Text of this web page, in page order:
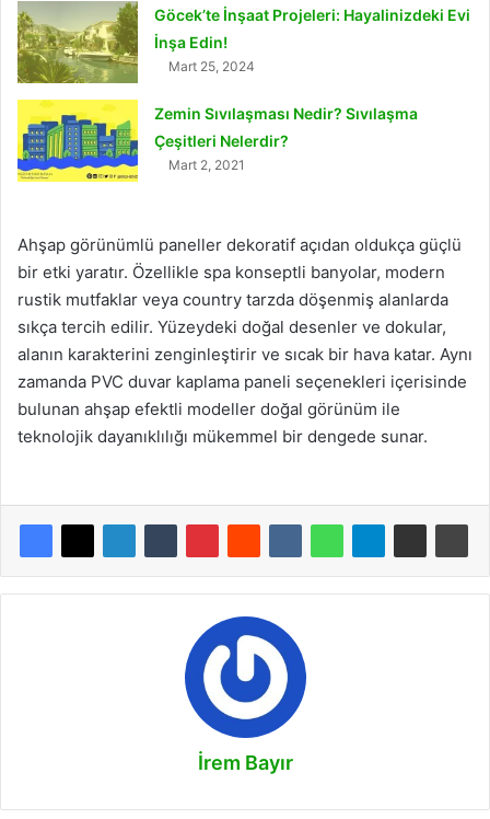
Göcek’te İnşaat Projeleri: Hayalinizdeki Evi
İnşa Edin!
Mart 25, 2024
Zemin Sıvılaşması Nedir? Sıvılaşma
Çeşitleri Nelerdir?
Mart 2, 2021
Ahşap görünümlü paneller dekoratif açıdan oldukça güçlü
bir etki yaratır. Özellikle spa konseptli banyolar, modern
rustik mutfaklar veya country tarzda döşenmiş alanlarda
sıkça tercih edilir. Yüzeydeki doğal desenler ve dokular,
alanın karakterini zenginleştirir ve sıcak bir hava katar. Aynı
zamanda PVC duvar kaplama paneli seçenekleri içerisinde
bulunan ahşap efektli modeller doğal görünüm ile
teknolojik dayanıklılığı mükemmel bir dengede sunar.
İrem Bayır